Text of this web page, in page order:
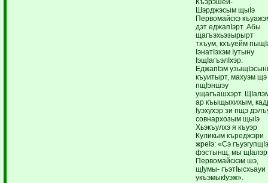
Шэрджэсым щыIэ
Первомайскэ
дэт еджапIэрт. Абы
щагъэхьэзырырт
тхъум, кхъуейм
IэнатIэхэм Iутыну
IэщIагъэлIхэр.
ЕджапIэм
къуитырт, махуэм щэ
пщIэншэу
ущагъашхэрт.
ар къыщыхихым,
Iуэхухэр зи пщэ
совнархозым щыIэ
Хьэкъулхэ я къуэр
Куликым къреджэри
жреIэ: «Сэ
фэстынщ, мы щIалэр
Первомайскэм шэ,
щIумы- гъэтIысхьауи
укъэмыкIуэж».